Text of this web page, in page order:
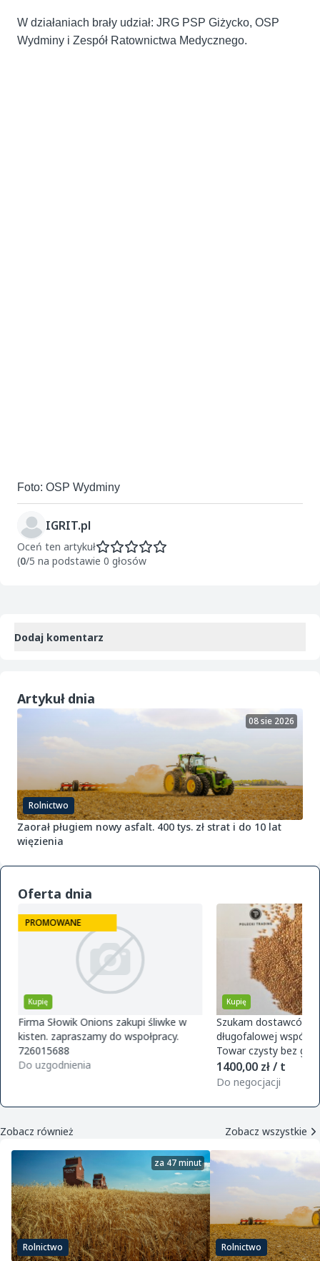
W działaniach brały udział: JRG PSP Giżycko, OSP
Wydminy i Zespół Ratownictwa Medycznego.
Foto: OSP Wydminy
IGRIT.pl
Oceń ten artykuł
(0/5 na podstawie 0 głosów
Dodaj komentarz
Artykuł dnia
Rolnictwo
08 sie 2026
Zaorał pługiem nowy asfalt. 400 tys. zł strat i do 10 lat
więzienia
Oferta dnia
Kupię
PROMOWANE
Firma Słowik Onions zakupi śliwke w
kisten. zapraszamy do wspołpracy.
726015688
Do uzgodnienia
Kupię
Szukam dostawców
długofalowej
Towar czysty bez
magazynu w Polsce.
zamówie
1400,00 zł / t
Do negocjacji
Zobacz również Zobacz wszystkie
Rolnictwo
za 47 minut
Rolnictwo